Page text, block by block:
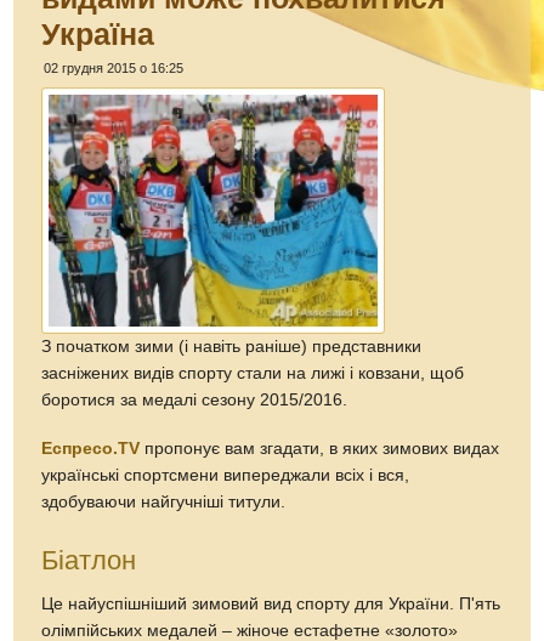
Україна
02 грудня 2015 о 16:25
З початком зими (і навіть раніше) представники
засніжених видів спорту стали на лижі і ковзани, щоб
боротися за медалі сезону 2015/2016.
Еспресо.TV пропонує вам згадати, в яких зимових видах
українські спортсмени випереджали всіх і вся,
здобуваючи найгучніші титули.
Біатлон
Це найуспішніший зимовий вид спорту для України. П'ять
олімпійських медалей – жіноче естафетне «золото»